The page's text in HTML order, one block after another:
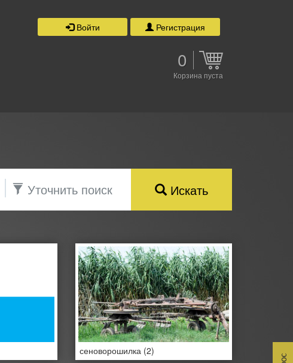
Войти Регистрация
0
Корзина пуста
Уточнить поиск Искать
сеноворошилка (2)